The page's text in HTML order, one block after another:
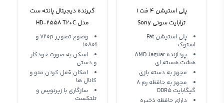
پلی استیشن 4 فت 1
ترابایت سونی Sony
PLAYSTATION PS4 FAT
پلی استیشن Fat
استوک
پردازنده AMD Jaguar
هشت هسته ای
مجهز به دسته بازی
مجهز به حافظه رم 8
گیگابایت DDR5
دارای حافظه ذخیره
گیرنده دیجیتال پانته ست
مدل HD-2558 T2+C
وضوح تصویر 720p و
1080i
اسکن به صورت خودکار
و دستی
امکان قفل کردن منو و
کانال‌ ها
سازگاری با زیرنویس و
تلتکست